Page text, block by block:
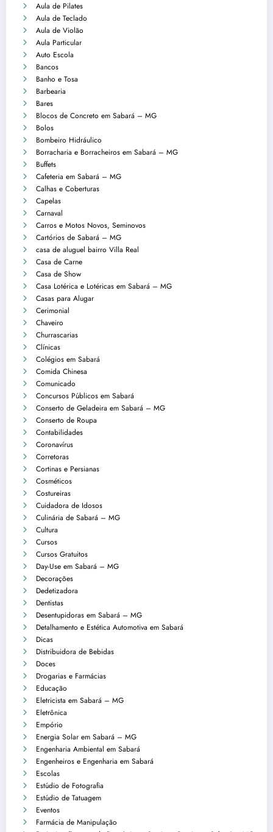
Aula de Pilates
Aula de Teclado
Aula de Violão
Aula Particular
Auto Escola
Bancos
Banho e Tosa
Barbearia
Bares
Blocos de Concreto em Sabará – MG
Bolos
Bombeiro Hidráulico
Borracharia e Borracheiros em Sabará – MG
Buffets
Cafeteria em Sabará – MG
Calhas e Coberturas
Capelas
Carnaval
Carros e Motos Novos, Seminovos
Cartórios de Sabará – MG
casa de aluguel bairro Villa Real
Casa de Carne
Casa de Show
Casa Lotérica e Lotéricas em Sabará – MG
Casas para Alugar
Cerimonial
Chaveiro
Churrascarias
Clínicas
Colégios em Sabará
Comida Chinesa
Comunicado
Concursos Públicos em Sabará
Conserto de Geladeira em Sabará – MG
Conserto de Roupa
Contabilidades
Coronavírus
Corretoras
Cortinas e Persianas
Cosméticos
Costureiras
Cuidadora de Idosos
Culinária de Sabará – MG
Cultura
Cursos
Cursos Gratuitos
Day-Use em Sabará – MG
Decorações
Dedetizadora
Dentistas
Desentupidoras em Sabará – MG
Detalhamento e Estética Automotiva em Sabará
Dicas
Distribuidora de Bebidas
Doces
Drogarias e Farmácias
Educação
Eletricista em Sabará – MG
Eletrônica
Empório
Energia Solar em Sabará – MG
Engenharia Ambiental em Sabará
Engenheiros e Engenharia em Sabará
Escolas
Estúdio de Fotografia
Estúdio de Tatuagem
Eventos
Farmácia de Manipulação